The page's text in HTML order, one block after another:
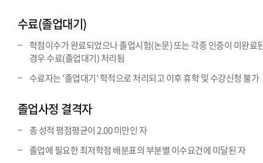
수료(졸업대기)
학점이수가 완료되었으나 졸업시험(논문) 또는 각종 인증이 미완료
경우 수료(졸업대기) 처리됨
수료자는 '졸업대기' 학적으로 처리되고 이후 휴학 및 수강신청 불가
졸업사정 결격자
총 성적 평점평균이 2.00 미만인 자
졸업에 필요한 최저학점 배분표의 부분별 이수요건에 미달된 자